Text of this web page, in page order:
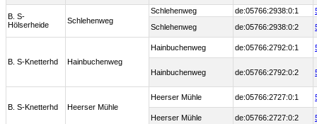
B. S-
Hölserheide
Schlehenweg
Schlehenweg de:05766:2938:0:1
Schlehenweg
de:05766:2938:0:2
B. S-Knetterhd Hainbuchenweg
Hainbuchenweg de:05766:2792:0:1
Hainbuchenweg de:05766:2792:0:2
B. S-Knetterhd Heerser Mühle
Heerser Mühle de:05766:2727:0:1
Heerser Mühle de:05766:2727:0:2